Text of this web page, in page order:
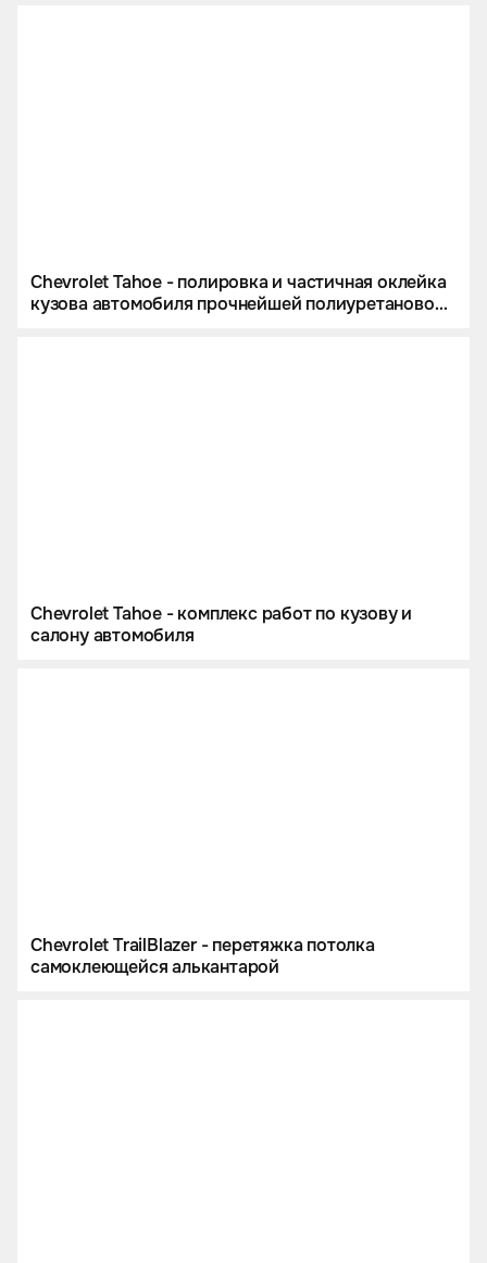
Chevrolet Tahoe - полировка и частичная оклейка
кузова автомобиля прочнейшей полиуретановой
Сhevrolet Tahoe - комплекс работ по кузову и
салону автомобиля
Chevrolet TrailBlazer - перетяжка потолка
самоклеющейся алькантарой